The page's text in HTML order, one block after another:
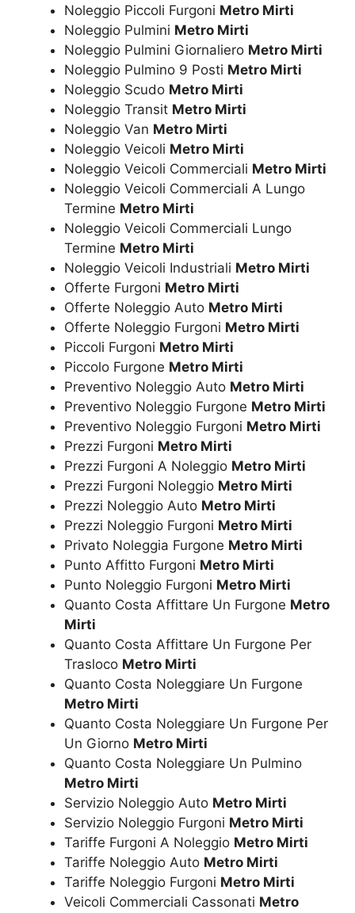
Noleggio Piccoli Furgoni Metro Mirti
Noleggio Pulmini Metro Mirti
Noleggio Pulmini Giornaliero Metro Mirti
Noleggio Pulmino 9 Posti Metro Mirti
Noleggio Scudo Metro Mirti
Noleggio Transit Metro Mirti
Noleggio Van Metro Mirti
Noleggio Veicoli Metro Mirti
Noleggio Veicoli Commerciali Metro Mirti
Noleggio Veicoli Commerciali A Lungo
Termine Metro Mirti
Noleggio Veicoli Commerciali Lungo
Termine Metro Mirti
Noleggio Veicoli Industriali Metro Mirti
Offerte Furgoni Metro Mirti
Offerte Noleggio Auto Metro Mirti
Offerte Noleggio Furgoni Metro Mirti
Piccoli Furgoni Metro Mirti
Piccolo Furgone Metro Mirti
Preventivo Noleggio Auto Metro Mirti
Preventivo Noleggio Furgone Metro Mirti
Preventivo Noleggio Furgoni Metro Mirti
Prezzi Furgoni Metro Mirti
Prezzi Furgoni A Noleggio Metro Mirti
Prezzi Furgoni Noleggio Metro Mirti
Prezzi Noleggio Auto Metro Mirti
Prezzi Noleggio Furgoni Metro Mirti
Privato Noleggia Furgone Metro Mirti
Punto Affitto Furgoni Metro Mirti
Punto Noleggio Furgoni Metro Mirti
Quanto Costa Affittare Un Furgone Metro
Mirti
Quanto Costa Affittare Un Furgone Per
Trasloco Metro Mirti
Quanto Costa Noleggiare Un Furgone
Metro Mirti
Quanto Costa Noleggiare Un Furgone Per
Un Giorno Metro Mirti
Quanto Costa Noleggiare Un Pulmino
Metro Mirti
Servizio Noleggio Auto Metro Mirti
Servizio Noleggio Furgoni Metro Mirti
Tariffe Furgoni A Noleggio Metro Mirti
Tariffe Noleggio Auto Metro Mirti
Tariffe Noleggio Furgoni Metro Mirti
Veicoli Commerciali Cassonati Metro